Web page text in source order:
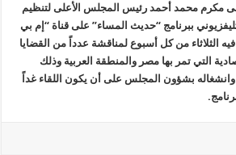
مكرم محمد أحمد رئيس المجلس الأعلى لتنظيم
ببرنامج “حديث المساء” على قناة “إم بي
الثلاثاء من كل أسبوع لمناقشة عدداً من القضايا
التي تمر بها مصر والمنطقة العربية وذلك
وانشغاله بشؤون المجلس على أن يكون اللقاء غداً